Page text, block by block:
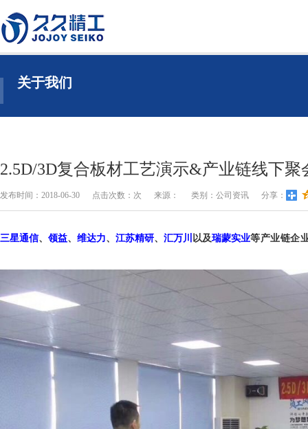
关于我们
2.5D/3D复合板材工艺演示&产业链线下聚
发布时间：2018-06-30 点击次数： 次 来源： 类别：公司资讯 分享：
三星通信、 领益、 维达力、 江苏精研、 汇万川 以及瑞蒙实业等产业链企